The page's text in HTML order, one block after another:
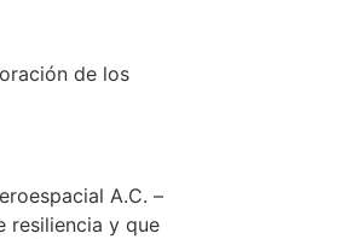
de los
A.C. –
resiliencia y que